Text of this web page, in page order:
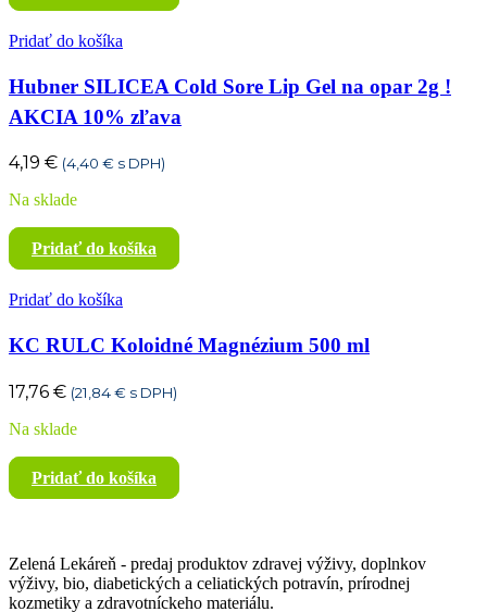
Pridať do košíka
Hubner SILICEA Cold Sore Lip Gel na opar 2g !
AKCIA 10% zľava
4,19 € (4,40 € s DPH)
Na sklade
Pridať do košíka
Pridať do košíka
KC RULC Koloidné Magnézium 500 ml
17,76 € (21,84€ s DPH)
Na sklade
Pridať do košíka
Zelená Lekáreň - predaj produktov zdravej výživy, doplnkov
výživy, bio, diabetických a celiatických potravín, prírodnej
kozmetiky a zdravotníckeho materiálu.